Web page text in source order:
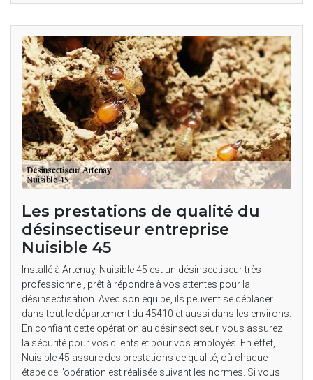
Les prestations de qualité du
désinsectiseur entreprise
Nuisible 45
Installé à Artenay, Nuisible 45 est un désinsectiseur très
professionnel, prêt à répondre à vos attentes pour la
désinsectisation. Avec son équipe, ils peuvent se déplacer
dans tout le département du 45410 et aussi dans les environs.
En confiant cette opération au désinsectiseur, vous assurez
la sécurité pour vos clients et pour vos employés. En effet,
Nuisible 45 assure des prestations de qualité, où chaque
étape de l’opération est réalisée suivant les normes. Si vous